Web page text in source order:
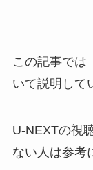
この記事では
いて説明して
U-NEXTの視
ない人は参考